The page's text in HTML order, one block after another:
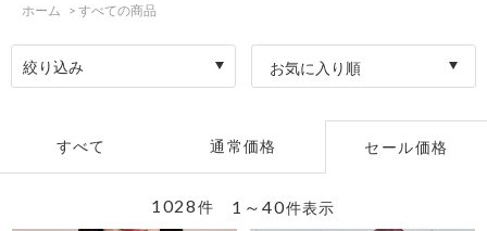
ホーム > すべての商品
絞り込み お気に入り順
すべて 通常価格 セール価格
1～40件表示
1028件